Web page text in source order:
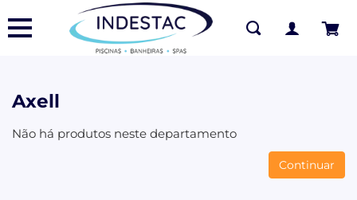
Axell
Não há produtos neste departamento
Continuar